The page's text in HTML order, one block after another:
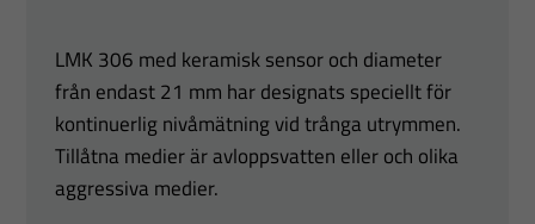
LMK 306 med keramisk sensor och diameter
från endast 21 mm har designats speciellt för
kontinuerlig nivåmätning vid trånga utrymmen.
Tillåtna medier är avloppsvatten eller och olika
aggressiva medier.